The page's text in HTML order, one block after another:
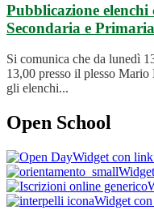
Pubblicazione elenchi
Secondaria e
Si comunica che da lunedì
13,00 presso il plesso
gli elenchi...
Open School
Widget con link
Widget